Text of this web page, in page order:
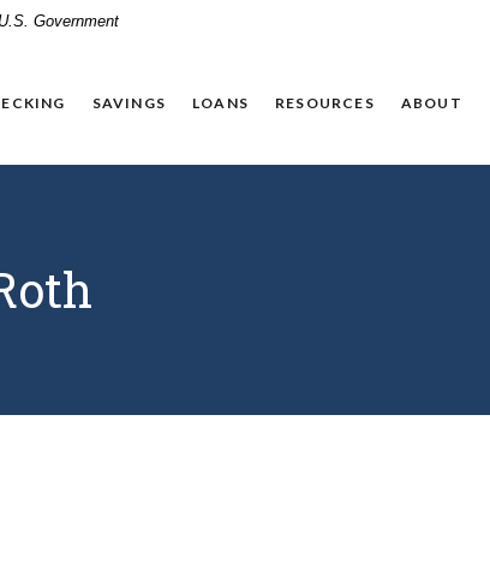
Government
SAVINGS LOANS RESOURCES ABOUT